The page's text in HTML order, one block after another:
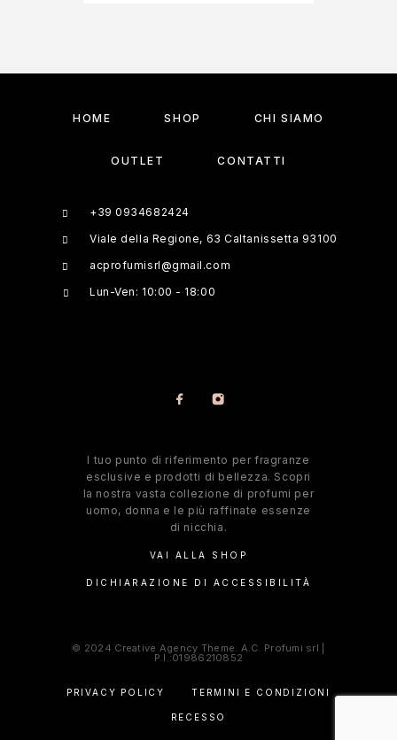
HOME SHOP CHI SIAMO
OUTLET CONTATTI
+39 0934682424
Viale della Regione, 63 Caltanissetta 93100
acprofumisrl@gmail.com
Lun-Ven: 10:00 - 18:00
l tuo punto di riferimento per fragranze
esclusive e prodotti di bellezza. Scopri
la nostra vasta collezione di profumi per
uomo, donna e le più raffinate essenze
di nicchia.
VAI ALLA SHOP
DICHIARAZIONE DI ACCESSIBILITÀ
© 2024 Creative Agency Theme. A.C. Profumi srl |
P.I.:01986210852
PRIVACY POLICY TERMINI E CONDIZIONI
RECESSO